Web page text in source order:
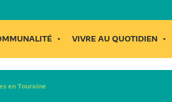
VIVRE AU QUOTIDIEN
en Touraine